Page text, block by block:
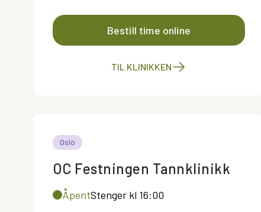
Bestill time online
TIL KLINIKKEN
Oslo
OC Festningen Tannklinikk
ÅpentStenger kl 16:00